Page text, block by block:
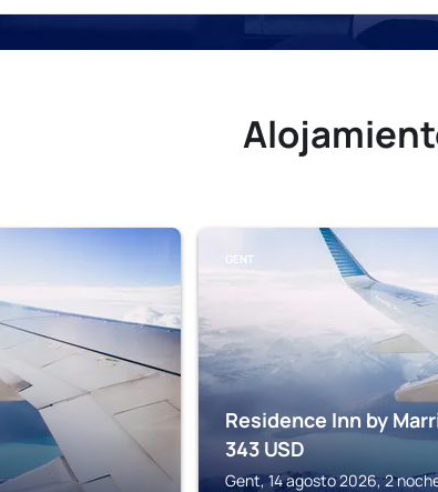
GENT
Residence Inn by
343 USD
Gent, 14 agosto 2026, 2